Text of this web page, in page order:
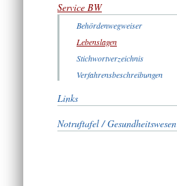
Service BW
Behördenwegweiser
Lebenslagen
Stichwortverzeichnis
Verfahrensbeschreibungen
Links
Notruftafel / Gesundheitswesen